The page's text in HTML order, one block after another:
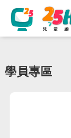
學員專區